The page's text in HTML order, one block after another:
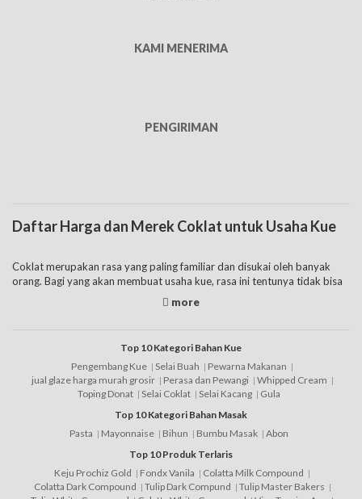
KAMI MENERIMA
PENGIRIMAN
Daftar Harga dan Merek Coklat untuk Usaha Kue
Coklat merupakan rasa yang paling familiar dan disukai oleh banyak
orang. Bagi yang akan membuat usaha kue, rasa ini tentunya tidak bisa
untuk dilewatkan karena tentunya akan diminati banyak orang. Untuk
membuat kue rasa cokelat yang lezat, pastikan untuk memilih bahan
berbagai bahan kue termasuk coklat dengan harga coklat yang
beragam. Dengan daftar harga coklat beragam tersebut bisa
menyesuaikan budget belanja bahan dengan lebih hemat di toko coklat
Ketika membeli coklat di Toko Wahab, pertimbangan penting yang bisa
digunakan adalah dari jenis coklat yang sesuai kebutuhan. Berbagai jenis
Top 10 Kategori Bahan Kue
Pengembang Kue
Selai Buah
Pewarna Makanan
jual glaze harga murah grosir
Perasa dan Pewangi
Whipped Cream
Toping Donat
Selai Coklat Selai Kacang
Gula
Top 10 Kategori Bahan Masak
Pasta
Mayonnaise Bihun Bumbu Masak
Abon
Top 10 Produk Terlaris
Keju Prochiz Gold
Fondx Vanila
Colatta Milk Compound
Colatta Dark Compound
Tulip Dark Compund
Tulip Master Bakers